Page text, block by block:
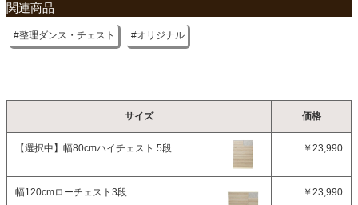
関連商品
整理ダンス・チェスト オリジナル
サイズ 価格
【選択中】 幅80cmハイチェスト 5段 ￥23,990
幅120cmローチェスト3段 ￥23,990